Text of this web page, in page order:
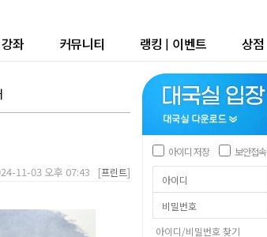
강좌 커뮤니티 랭킹 | 이벤트 상점
11-03 오후 07:43 [프린트]
아이디 저장 보안접속
아이디/비밀번호 찾기